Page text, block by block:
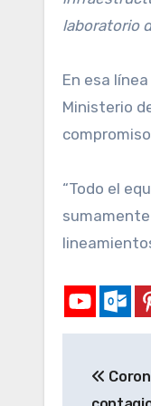
laboratorio
En esa
Ministerio
“Todo el